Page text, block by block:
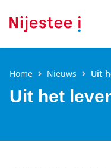
Home Nieuws Uit
Uit het